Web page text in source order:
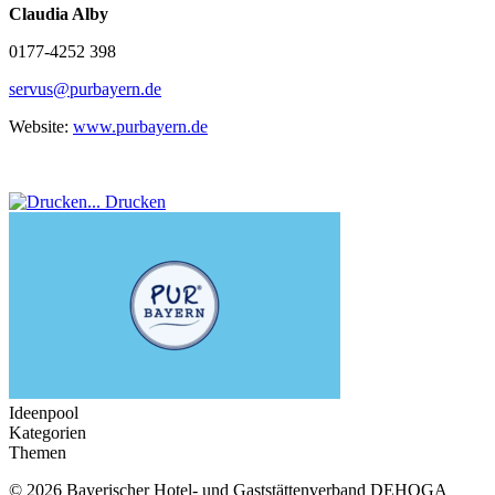
Claudia Alby
0177-4252 398
servus@purbayern.de
Website: www.purbayern.de
Drucken
Ideenpool
Kategorien
Themen
© 2026 Bayerischer Hotel- und Gaststättenverband DEHOGA